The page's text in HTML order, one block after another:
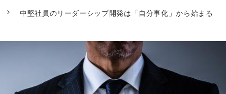
中堅社員のリーダーシップ開発は「自分事化」から始まる